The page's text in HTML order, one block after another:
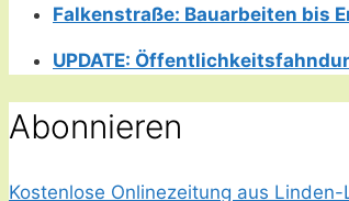
Falkenstraße: Bauarbeiten bis
UPDATE:
Abonnieren
Kostenlose Onlinezeitung aus Linden-